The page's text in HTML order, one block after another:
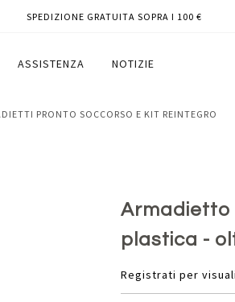
SPEDIZIONE GRATUITA SOPRA I 100 €
ASSISTENZA NOTIZIE
PRONTO SOCCORSO E KIT REINTEGRO
Armadietto
plastica -
Registrati per
cm - plastica - oltre 3